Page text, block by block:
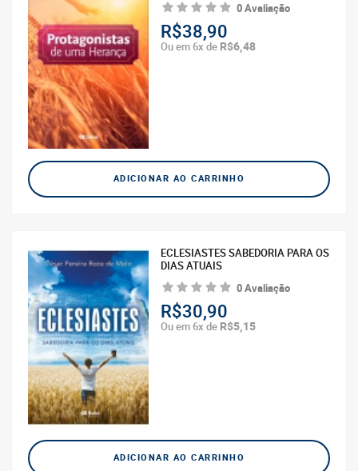
0 Avaliação
R$38,90
Ou em 6x de R$6,48
ADICIONAR AO CARRINHO
ECLESIASTES SABEDORIA PARA OS
DIAS ATUAIS
0 Avaliação
R$30,90
Ou em 6x de R$5,15
ADICIONAR AO CARRINHO